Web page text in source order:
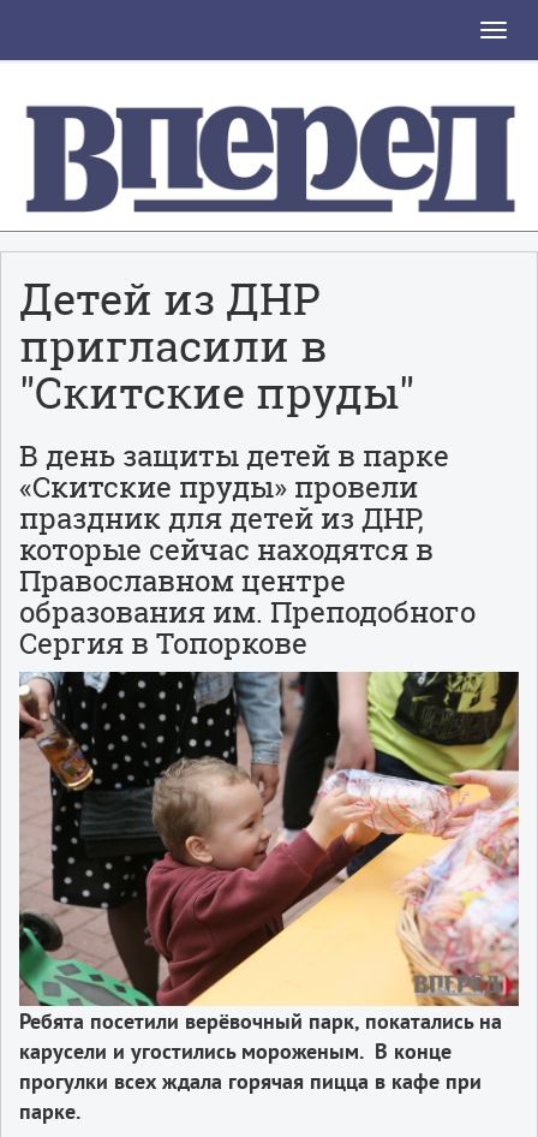
Toggle
Детей из ДНР
пригласили в
"Скитские пруды"
В день защиты детей в парке
«Скитские пруды» провели
праздник для детей из ДНР,
которые сейчас находятся в
Православном центре
образования им. Преподобного
Сергия в Топоркове
Ребята посетили верёвочный парк, покатались на
карусели и угостились мороженым. В конце
прогулки всех ждала горячая пицца в кафе при
парке.